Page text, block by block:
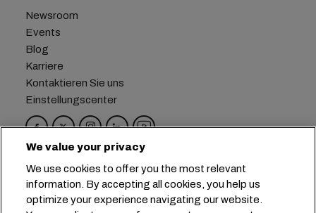
Newsroom
Events
Blog
Karriere
Kontaktieren Sie uns
Einstellungscenter
Hauptsitz: +41 227038888
info@msc.com
Chemin Rieu 12, 1208 Geneva
Switzerland
We value your privacy
We use cookies to offer you the most relevant
information. By accepting all cookies, you help us
optimize your experience navigating our website.